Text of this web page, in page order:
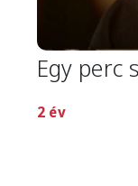
Egy perc
2 év